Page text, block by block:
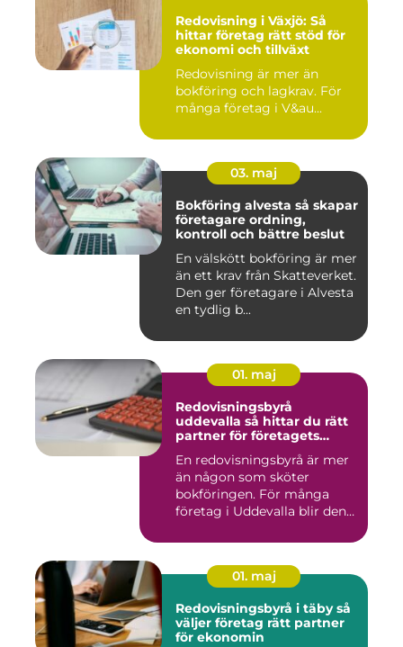
Redovisning i Växjö: Så
hittar företag rätt stöd för
ekonomi och tillväxt
Redovisning är mer än
bokföring och lagkrav. För
många företag i V&au...
03. maj
Bokföring alvesta så skapar
företagare ordning,
kontroll och bättre beslut
En välskött bokföring är mer
än ett krav från Skatteverket.
Den ger företagare i Alvesta
en tydlig b...
01. maj
Redovisningsbyrå
uddevalla så hittar du rätt
partner för företagets
En redovisningsbyrå är mer
än någon som sköter
bokföringen. För många
företag i Uddevalla blir den
01. maj
Redovisningsbyrå i täby så
väljer företag rätt partner
för ekonomin